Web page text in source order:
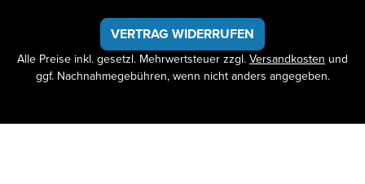
VERTRAG WIDERRUFEN
Alle Preise inkl. gesetzl. Mehrwertsteuer zzgl.Versandkosten und
ggf. Nachnahmegebühren, wenn nicht anders angegeben.